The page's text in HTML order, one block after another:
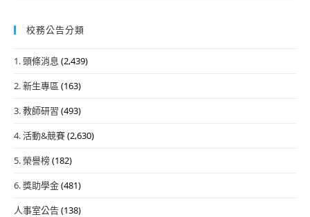
校務公告分類
1. 頭條消息 (2,439)
2. 新生專區 (163)
3. 教師研習 (493)
4. 活動&競賽(2,630)
5. 榮譽榜(182)
6. 獎助學金(481)
人事室公告(138)